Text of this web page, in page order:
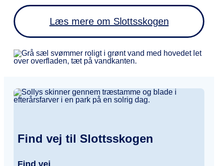
Læs mere om Slottsskogen
Find vej til Slottsskogen
Find vej